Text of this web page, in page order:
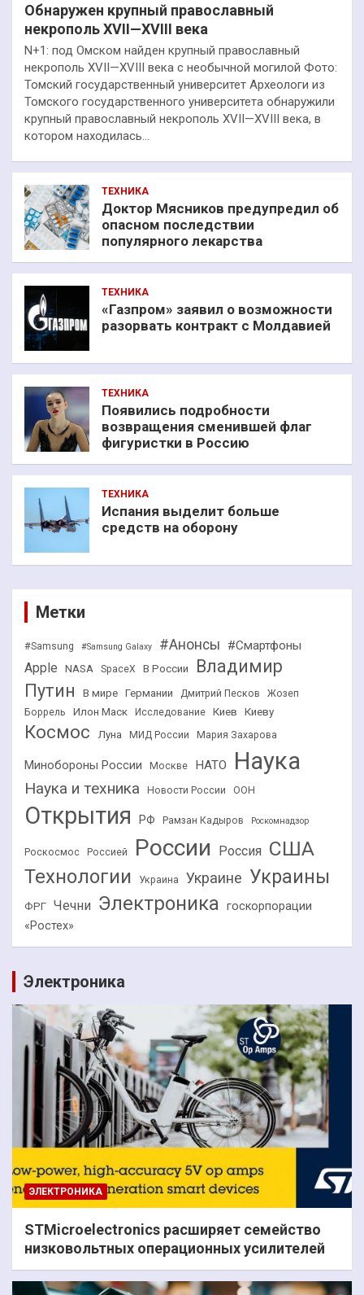
Обнаружен крупный православный
некрополь XVII—XVIII века
N+1: под Омском найден крупный православный
некрополь XVII—XVIII века с необычной могилой Фото:
Томский государственный университет Археологи из
Томского государственного университета обнаружили
крупный православный некрополь XVII—XVIII века, в
котором находилась…
ТЕХНИКА
Доктор Мясников предупредил об
опасном последствии
популярного лекарства
ТЕХНИКА
«Газпром» заявил о возможности
разорвать контракт с Молдавией
ТЕХНИКА
Появились подробности
возвращения сменившей флаг
фигуристки в Россию
ТЕХНИКА
Испания выделит больше
средств на оборону
Метки
#Samsung #Samsung Galaxy #Анонсы #Смартфоны
Apple NASA SpaceX В России
Владимир
Путин
В мире Германии Дмитрий Песков
Жозеп
Боррель
Илон Маск Исследование Киев Киеву
Космос Луна МИД России Мария Захарова
Минобороны России Москве НАТО Наука
Наука и техника Новости России ООН
Открытия РФ Рамзан Кадыров Роскомнадзор
Роскосмос Россией России Россия США
Технологии Украина Украине Украины
ФРГ Чечни Электроника госкорпорации
«Ростех»
Электроника
ЭЛЕКТРОНИКА
STMicroelectronics расширяет семейство
низковольтных операционных усилителей